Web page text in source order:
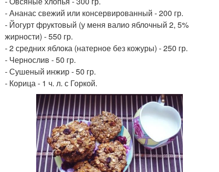
- Ананас свежий или консервированный - 200 гр.
- Йогурт фруктовый (у меня валио яблочный 2, 5%
жирности) - 550 гр.
- 2 средних яблока (натерное без кожуры) - 250 гр.
- Чернослив - 50 гр.
- Сушеный инжир - 50 гр.
- Корица - 1 ч. л. с Горкой.